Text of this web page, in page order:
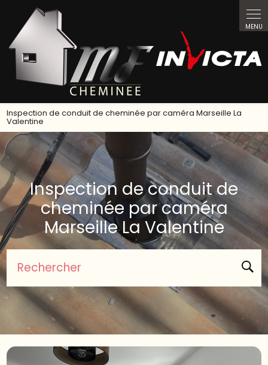
Inspection de conduit de cheminée par caméra Marseille La
Valentine
Inspection de conduit de
cheminée par caméra
Marseille La Valentine
Rechercher
Panneau de gestion des cookies